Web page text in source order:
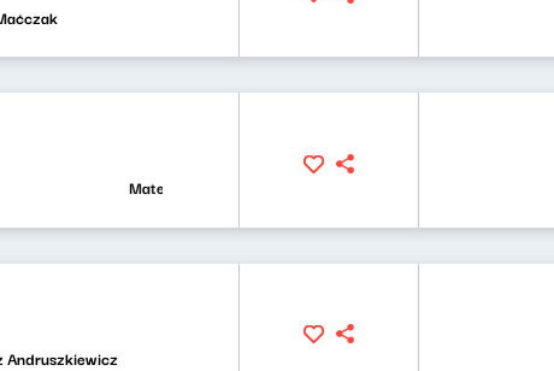
Mateusz Andruszkiewicz, Zuzanna Iłenda
Andruszkiewicz